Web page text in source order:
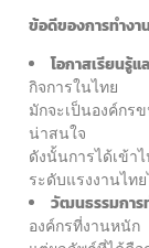
ข้อดีของการทำงา
โอกาสเรียนรู้
กิจการในไทย
มักจะเป็นองค์กร
น่าสนใจ
ดังนั้นการได้เข้า
ระดับแรงงานไท
วัฒนธรรมการ
องค์กรที่งานหนัก